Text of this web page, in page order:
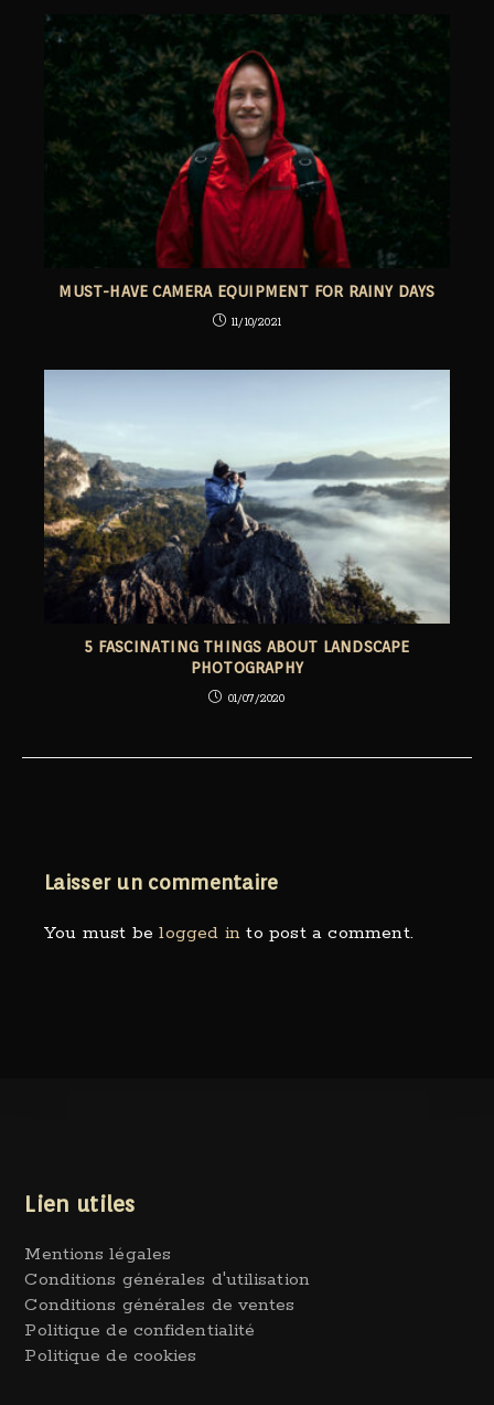
MUST-HAVE CAMERA EQUIPMENT FOR RAINY DAYS
11/10/2021
5 FASCINATING THINGS ABOUT LANDSCAPE
PHOTOGRAPHY
01/07/2020
Laisser un commentaire
You must belogged in to post a comment.
Lien utiles
Mentions légales
Conditions générales d'utilisation
Conditions générales de ventes
Politique de confidentialité
Politique de cookies